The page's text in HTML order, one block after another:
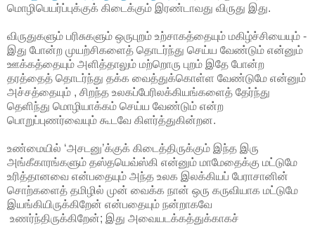
மொழிபெயர்ப்புக்குக் கிடைக்கும் இரண்டாவது விருது இது.
விருதுகளும் பரிசுகளும் ஒருபுறம் உற்சாகத்தையும் மகிழ்ச்சியையும் -
இது போன்ற முயற்சிகளைத் தொடர்ந்து செய்ய வேண்டும் என்னும்
ஊக்கத்தையும் அளித்தாலும் மற்றொரு புறம் இதே போன்ற
தரத்தைத் தொடர்ந்து தக்க வைத்துக்கொள்ள வேண்டுமே என்னும்
அச்சத்தையும் , சிறந்த உலகப்பேரிலக்கியங்களைத் தேர்ந்து
தெளிந்து மொழியாக்கம் செய்ய வேண்டும் என்ற
பொறுப்புணர்வையும் கூடவே கிளர்த்துகின்றன.
உண்மையில் ‘அசடனு’க்குக் கிடைத்திருக்கும் இந்த இரு
அங்கீகாரங்களும் தஸ்தயெவ்ஸ்கி என்னும் மாமேதைக்கு மட்டுமே
உரித்தானவை என்பதையும் அந்த உலக இலக்கியப் பேராசானின்
சொற்களைத் தமிழில் முன் வைக்க நான் ஒரு கருவியாக மட்டுமே
இயங்கியிருக்கிறேன் என்பதையும் நன்றாகவே
உணர்ந்திருக்கிறேன்; இது அவையடக்கத்துக்காகச்